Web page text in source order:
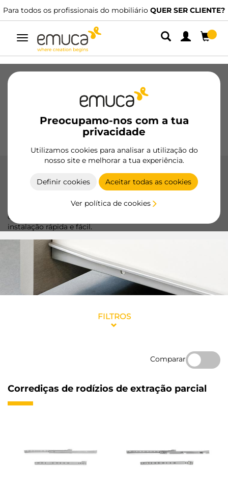
Para todos os profissionais do mobiliário QUER SER CLIENTE?
Alternar
navegação
Preocupamo-nos com a tua
privacidade
Utilizamos cookies para analisar a utilização do
nosso site e melhorar a tua experiência.
Definir cookies Aceitar todas as cookies
Ver política de cookies
Dobradiças
Cozinha Montagem
Puxadores Bases Expositores
Corrediças de rodízios de extração
parcial
As guias de rodas de extração parcial da Emuca oferecem
deslizamento suave e silencioso, suportando até 25 kg com
instalação rápida e fácil.
FILTROS
Comparar
Corrediças de rodízios de extração parcial